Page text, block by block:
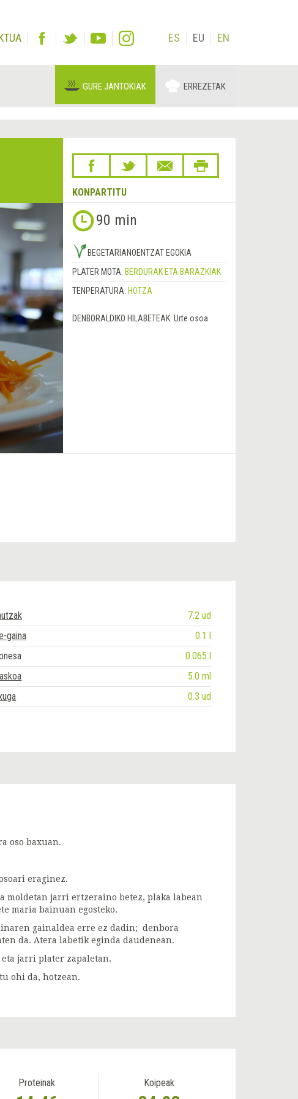
ES EU EN
GURE JANTOKIAK ERREZETAK
KONPARTITU
90 min
BEGETARIANOENTZAT EGOKIA
PLATER MOTA: BERDURAK ETA BARAZKIAK
TENPERATURA: HOTZA
DENBORALDIKO HILABETEAK: Urte osoa
7.2 ud
gaina
0.1 l
0.065 l
5.0 ml
0.3 ud
oso baxuan.
eraginez.
moldetan jarri ertzeraino betez, plaka labean
maria bainuan egosteko.
gainaldea erre ez dadin; denbora
da. Atera labetik eginda daudenean.
jarri plater zapaletan.
ohi da, hotzean.
Proteinak Koipeak